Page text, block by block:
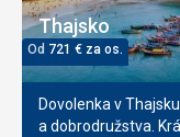
Thajsko
Od 721 € za os.
Dovolenka v
a dobrodružstva.